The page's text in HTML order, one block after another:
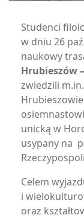
Studenci
w dniu 26
naukowy
Hrubieszów
zwiedzili
unicką w
usypany na
Celem
i
oraz